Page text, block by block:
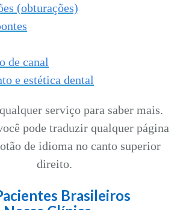
(obturações)
de canal
e estética dental
serviço para saber mais.
pode traduzir qualquer página
de idioma no canto superior
direito.
Brasileiros